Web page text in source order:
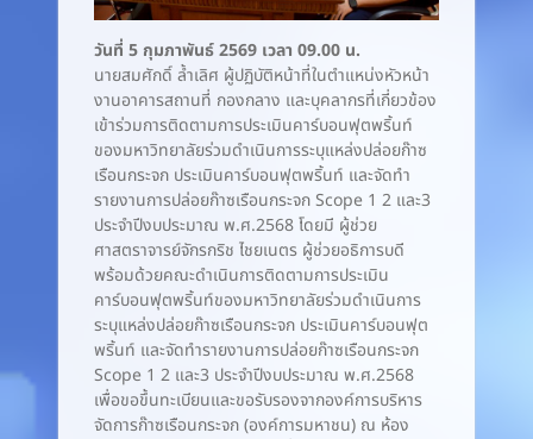
วันที่ 5 กุมภาพันธ์ 2569 เวลา 09.00 น.
นายสมศักดิ์ ล้ำเลิศ ผู้ปฏิบัติหน้าที่ในตำแหน่งหัวหน้า
งานอาคารสถานที่ กองกลาง และบุคลากรที่เกี่ยวข้อง
เข้าร่วมการติดตามการประเมินคาร์บอนฟุตพริ้นท์
ของมหาวิทยาลัยร่วมดำเนินการระบุแหล่งปล่อยก๊าซ
เรือนกระจก ประเมินคาร์บอนฟุตพริ้นท์ และจัดทำ
รายงานการปล่อยก๊าซเรือนกระจก Scope 1 2 และ3
ประจำปีงบประมาณ พ.ศ.2568 โดยมี ผู้ช่วย
ศาสตราจารย์จักรกริช ไชยเนตร ผู้ช่วยอธิการบดี
พร้อมด้วยคณะดำเนินการติดตามการประเมิน
คาร์บอนฟุตพริ้นท์ของมหาวิทยาลัยร่วมดำเนินการ
ระบุแหล่งปล่อยก๊าซเรือนกระจก ประเมินคาร์บอนฟุต
พริ้นท์ และจัดทำรายงานการปล่อยก๊าซเรือนกระจก
Scope 1 2 และ3 ประจำปีงบประมาณ พ.ศ.2568
เพื่อขอขึ้นทะเบียนและขอรับรองจากองค์การบริหาร
จัดการก๊าซเรือนกระจก (องค์การมหาชน) ณ ห้อง